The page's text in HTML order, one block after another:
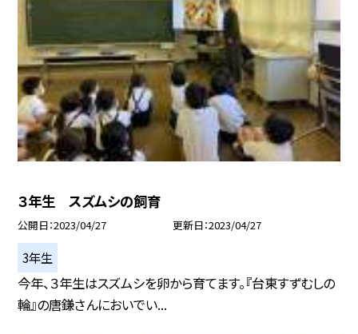
３年生 スズムシの飼育
公開日 2023/04/27 更新日 2023/04/27
3年生
今年、３年生はスズムシを卵から育てます。『台東すずむしの
輪』の唐鎌さんにおいでい...